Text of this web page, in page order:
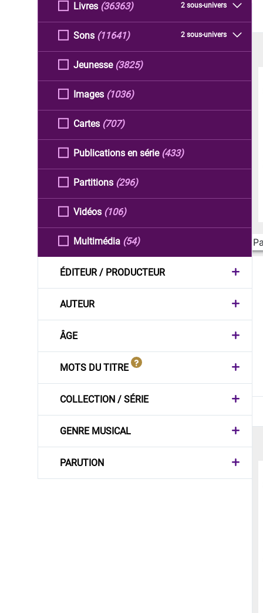
Livres 2 sous-univers
(36363)
Sons 2 sous-univers
(11641)
Jeunesse (3825)
Images (1036)
Cartes (707)
Publications en série (433)
Partitions (296)
Vidéos (106)
Multimédia (54)
ÉDITEUR / PRODUCTEUR
AUTEUR
ÂGE
MOTS DU TITRE
COLLECTION / SÉRIE
GENRE MUSICAL
PARUTION